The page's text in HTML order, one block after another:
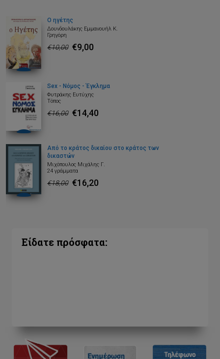
Ο ηγέτης
Δουνδουλάκης Εμμανουήλ Κ.
Γρηγόρη
€10,00 €9,00
Sex - Νόμος - Έγκλημα
Φυτράκης Ευτύχης
Τόπος
€16,00 €14,40
Από το κράτος δικαίου στο κράτος των
δικαστών
Μιχόπουλος Μιχάλης Γ.
24 γράμματα
€18,00 €16,20
Είδατε πρόσφατα: